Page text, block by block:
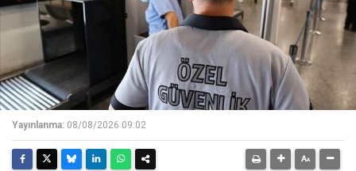
Yayınlanma: 08/08/2026 09:02